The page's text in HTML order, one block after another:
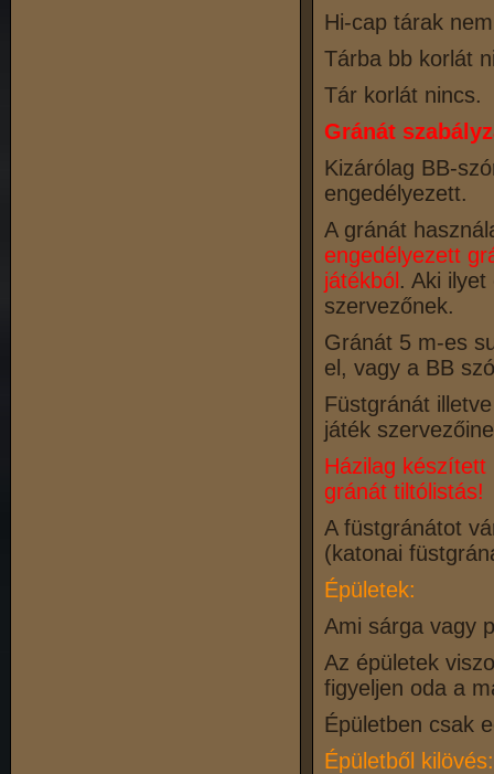
Hi-cap tárak
Tárba bb korlát
Tár korlát nincs.
Gránát
Kizárólag BB-
engedélyezett.
A gránát
engedélyezett
játékból . Aki
szervezőnek.
Gránát 5 m-es
el, vagy a BB
Füstgránát
játék
Házilag készített
gránát tiltólistás!
A füstgránátot
(katonai
Épületek:
Ami sárga vagy
Az épületek
figyeljen oda a
Épületben csak
Épületből kilövés: